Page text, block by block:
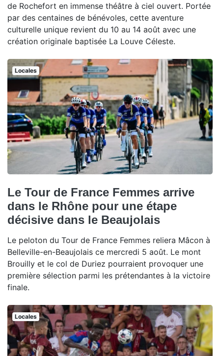
de Rochefort en immense théâtre à ciel ouvert. Portée
par des centaines de bénévoles, cette aventure
culturelle unique revient du 10 au 14 août avec une
création originale baptisée La Louve Céleste.
Locales
Le Tour de France Femmes arrive
dans le Rhône pour une étape
décisive dans le Beaujolais
Le peloton du Tour de France Femmes reliera Mâcon à
Belleville-en-Beaujolais ce mercredi 5 août. Le mont
Brouilly et le col de Duriez pourraient provoquer une
première sélection parmi les prétendantes à la victoire
finale.
Locales